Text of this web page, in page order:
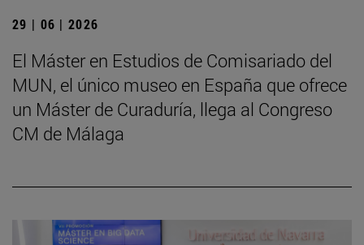
29 | 06 | 2026
El Máster en Estudios de Comisariado del
MUN, el único museo en España que ofrece
un Máster de Curaduría, llega al Congreso
CM de Málaga